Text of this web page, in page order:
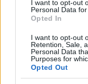
I want to opt-out
Personal Data
Opted In
I want to opt-out
Retention, Sale,
Personal Data
Purposes for
Opted Out